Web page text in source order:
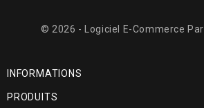
© 2026 - Logiciel E-Commerce
INFORMATIONS
PRODUITS